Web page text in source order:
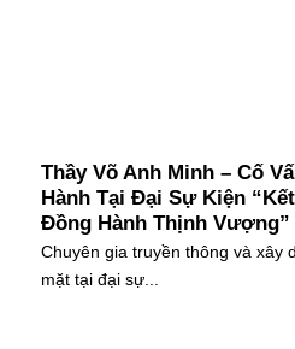
Thầy Võ Anh Minh – Cố
Hành Tại Đại Sự Kiện
Đồng Hành Thịnh Vượng”
Chuyên gia truyền thông và xây
mặt tại đại sự...